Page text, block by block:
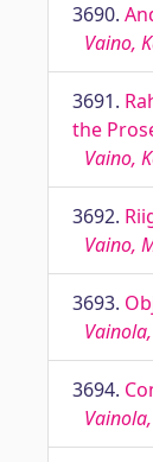
3690.
Vaino,
3691.
the
Vaino,
3692.
Vaino,
3693.
3694.